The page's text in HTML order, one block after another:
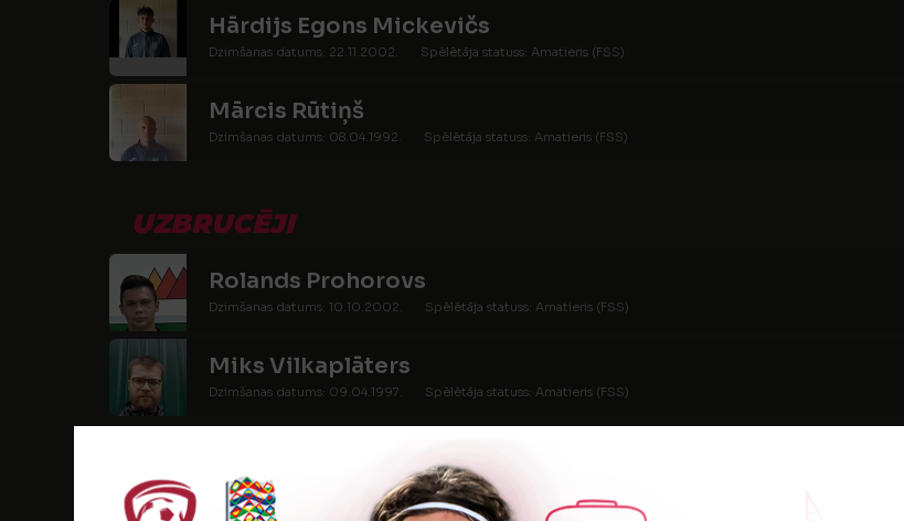
Hārdijs Egons Mickevičs
Dzimšanas datums: 22.11.2002. Spēlētāja statuss: Amatieris (FSS)
Mārcis Rūtiņš
Dzimšanas datums: 08.04.1992. Spēlētāja statuss: Amatieris (FSS)
UZBRUCĒJI
Rolands Prohorovs
Dzimšanas datums: 10.10.2002. Spēlētāja statuss: Amatieris (FSS)
Miks Vilkaplāters
Dzimšanas datums: 09.04.1997. Spēlētāja statuss: Amatieris (FSS)
SPĒLĒTĀJI